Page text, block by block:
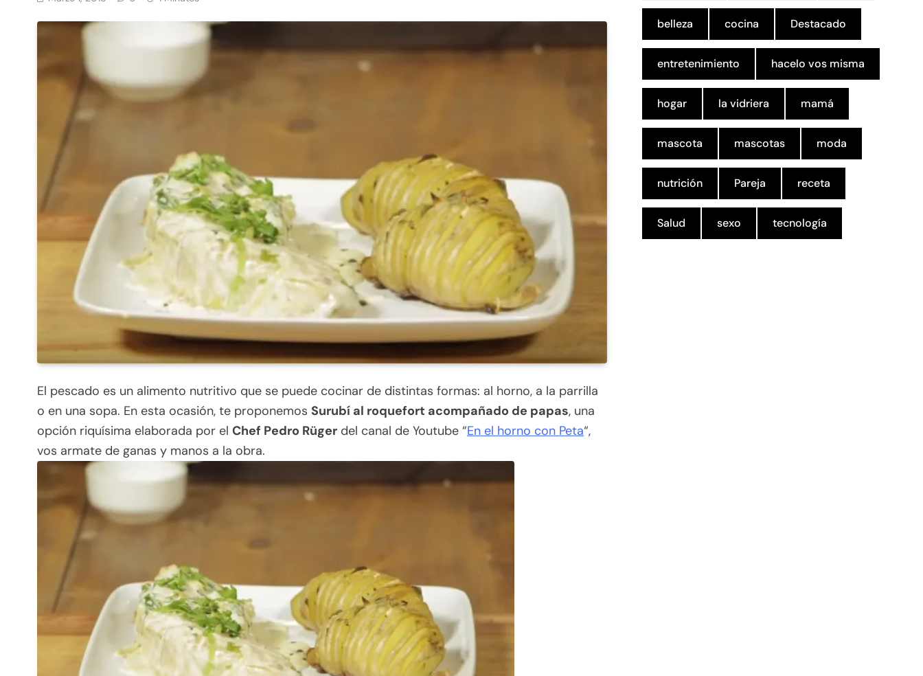
El pescado es un alimento nutritivo que se puede cocinar de distintas formas: al horno, a la parrilla
o en una sopa. En esta ocasión, te proponemos Surubí al roquefort acompañado de papas, una
opción riquísima elaborada por el Chef Pedro Rüger del canal de Youtube “En el horno con Peta“,
vos armate de ganas y manos a la obra.
belleza cocina Destacado
entretenimiento hacelo vos misma
hogar la vidriera mamá
mascota mascotas moda
nutrición Pareja receta
Salud sexo tecnología